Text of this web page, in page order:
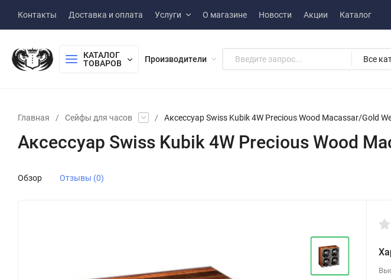
Контакты Доставка и оплата Услуги О магазине Новости Акции Каталог
КАТАЛОГ
ТОВАРОВ
Производители Все
Главная / Сейфы для часов / Аксессуар Swiss Kubik 4W Precious Wood Macassar/Gold
Аксессуар Swiss Kubik 4W Precious Wood
Обзор Отзывы (0)